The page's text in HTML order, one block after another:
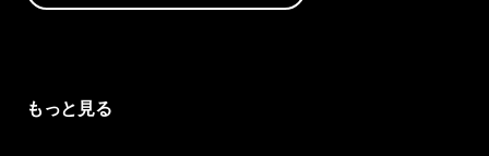
もっと見る